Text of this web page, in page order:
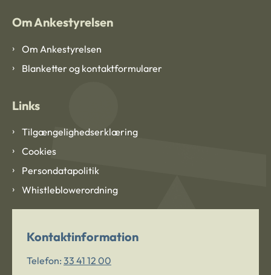
Om Ankestyrelsen
Om Ankestyrelsen
Blanketter og kontaktformularer
Links
Tilgængelighedserklæring
Cookies
Persondatapolitik
Whistleblowerordning
Kontaktinformation
Telefon: 33 41 12 00